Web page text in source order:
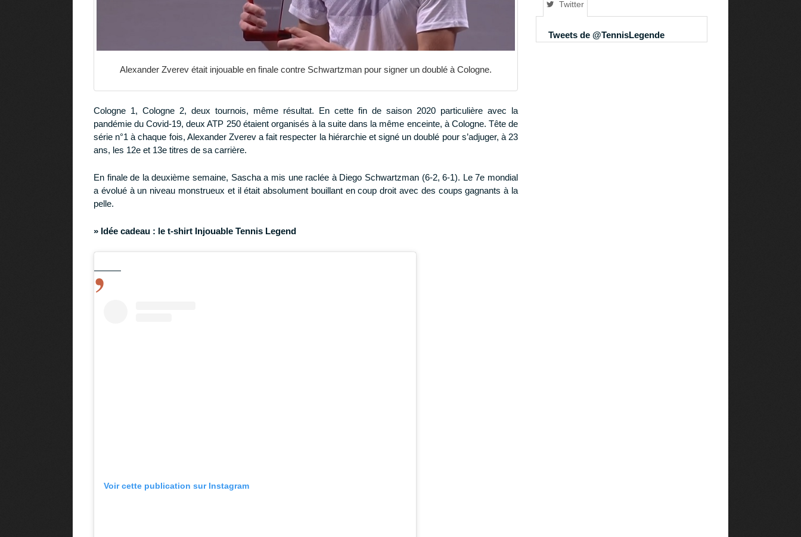
Alexander Zverev était injouable en finale contre Schwartzman pour signer un doublé à Cologne.
Cologne 1, Cologne 2, deux tournois, même résultat. En cette fin de saison 2020 particulière avec la
pandémie du Covid-19, deux ATP 250 étaient organisés à la suite dans la même enceinte, à Cologne. Tête de
série n°1 à chaque fois, Alexander Zverev a fait respecter la hiérarchie et signé un doublé pour s’adjuger, à 23
ans, les 12e et 13e titres de sa carrière.
En finale de la deuxième semaine, Sascha a mis une raclée à Diego Schwartzman (6-2, 6-1). Le 7e mondial
a évolué à un niveau monstrueux et il était absolument bouillant en coup droit avec des coups gagnants à la
pelle.
» Idée cadeau : le t-shirt Injouable Tennis Legend
Voir cette publication sur Instagram
Twitter
Tweets de @TennisLegende